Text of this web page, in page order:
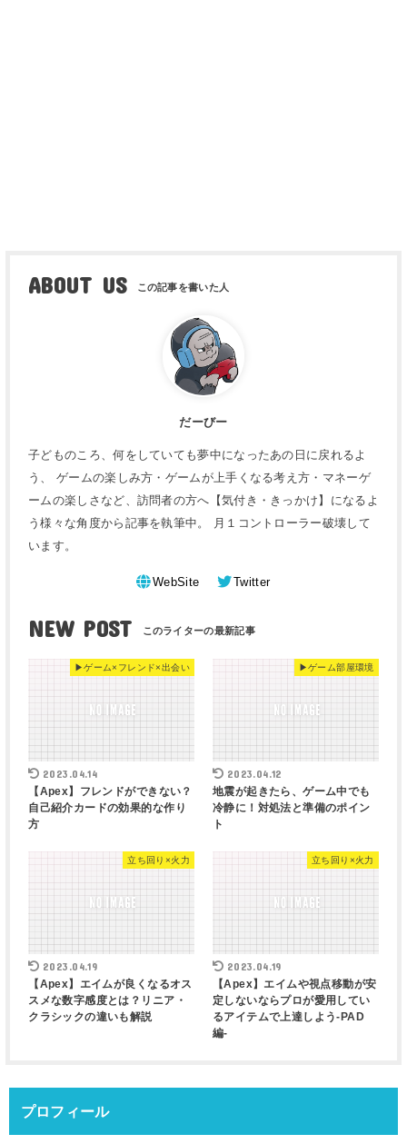
ABOUT US
だーびー
子どものころ、何をしていても夢中になったあの日に戻れるよ
う、 ゲームの楽しみ方・ゲームが上手くなる考え方・マネーゲ
ームの楽しさなど、訪問者の方へ【気付き・きっかけ】になるよ
う様々な角度から記事を執筆中。 月１コントローラー破壊して
います。
WebSite Twitter
NEW POST
▶︎ゲーム×フレンド×出会い
2023.04.14
【Apex】フレンドができない？
自己紹介カードの効果的な作り
方
▶︎ゲーム部屋環境
2023.04.12
地震が起きたら、ゲーム中でも
冷静に！対処法と準備のポイン
ト
立ち回り×火力
2023.04.19
【Apex】エイムが良くなるオス
スメな数字感度とは？リニア・
クラシックの違いも解説
立ち回り×火力
2023.04.19
【Apex】エイムや視点移動が安
定しないならプロが愛用してい
るアイテムで上達しよう-PAD
編-
プロフィール